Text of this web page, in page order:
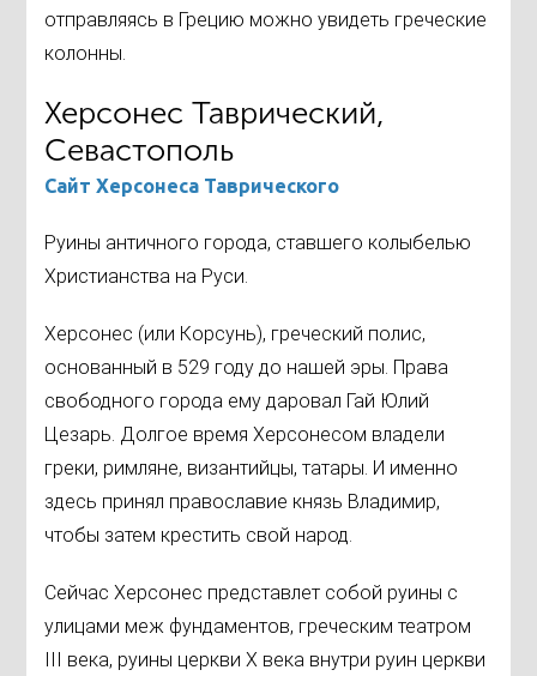
отправляясь в Грецию можно увидеть греческие
колонны.
Херсонес Таврический,
Севастополь
Сайт Херсонеса Таврического
Руины античного города, ставшего колыбелью
Христианства на Руси.
Херсонес (или Корсунь), греческий полис,
основанный в 529 году до нашей эры. Права
свободного города ему даровал Гай Юлий
Цезарь. Долгое время Херсонесом владели
греки, римляне, византийцы, татары. И именно
здесь принял православие князь Владимир,
чтобы затем крестить свой народ.
Сейчас Херсонес представлет собой руины с
улицами меж фундаментов, греческим театром
III века, руины церкви X века внутри руин церкви